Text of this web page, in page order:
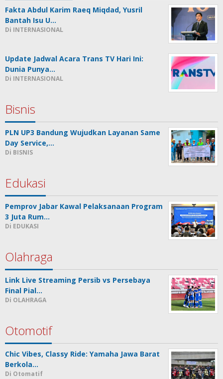
Fakta Abdul Karim Raeq Miqdad, Yusril
Bantah Isu U…
Di INTERNASIONAL
Update Jadwal Acara Trans TV Hari Ini:
Dunia Punya…
Di INTERNASIONAL
Bisnis
PLN UP3 Bandung Wujudkan Layanan Same
Day Service,…
Di BISNIS
Edukasi
Pemprov Jabar Kawal Pelaksanaan Program
3 Juta Rum…
Di EDUKASI
Olahraga
Link Live Streaming Persib vs Persebaya
Final Pial…
Di OLAHRAGA
Otomotif
Chic Vibes, Classy Ride: Yamaha Jawa Barat
Berkola…
Di Otomatif